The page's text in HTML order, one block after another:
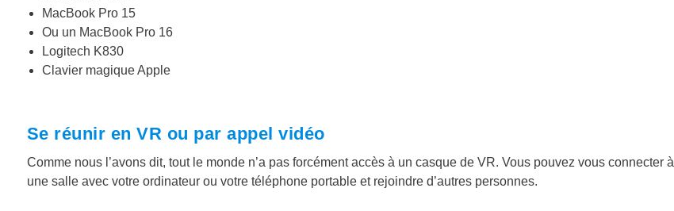
MacBook Pro 15
Ou un MacBook Pro 16
Logitech K830
Clavier magique Apple
Se réunir en VR ou par appel vidéo
Comme nous l’avons dit, tout le monde n’a pas forcément accès à un casque de VR. Vous pouvez vous connecter à
une salle avec votre ordinateur ou votre téléphone portable et rejoindre d’autres personnes.